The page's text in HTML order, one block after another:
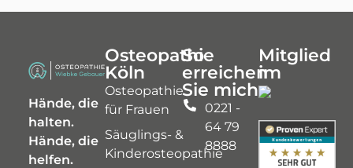
Hände, die
halten.
Hände, die
helfen.
Osteopathie
Köln
Osteopathie
für Frauen
Säuglings- &
Kinderosteopathie
So
erreichen
Sie mich
0221 -
64 79
8888
Mitglied
im